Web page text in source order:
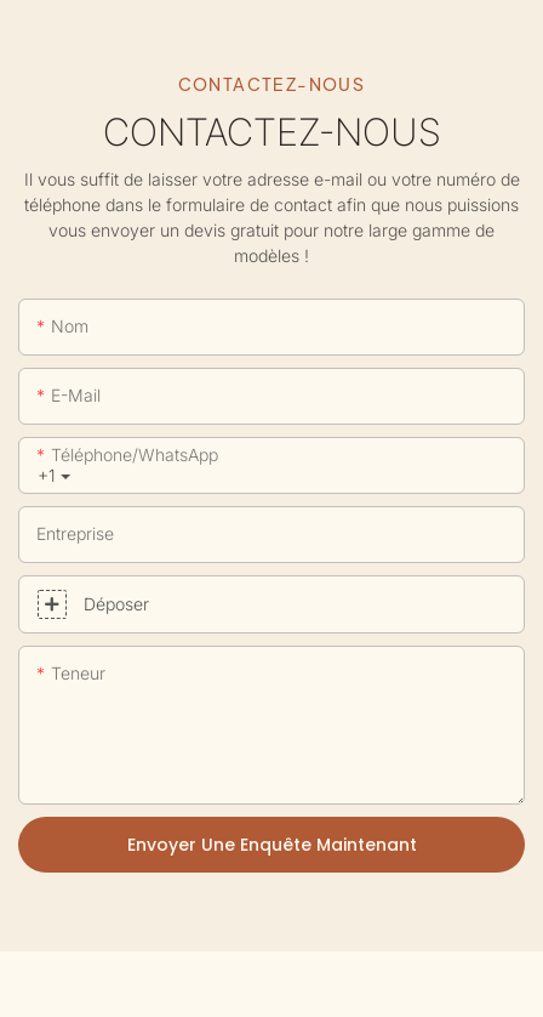
CONTACTEZ-NOUS
CONTACTEZ-NOUS
Il vous suffit de laisser votre adresse e-mail ou votre numéro de
téléphone dans le formulaire de contact afin que nous puissions
vous envoyer un devis gratuit pour notre large gamme de
modèles !
Nom
E-Mail
+1
Téléphone/WhatsApp
Entreprise
Déposer
Teneur
Envoyer Une Enquête Maintenant